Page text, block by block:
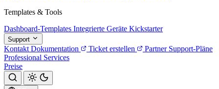
Templates & Tools
Dashboard-Templates Integrierte Geräte Kickstarter
Support
Kontakt Dokumentation Ticket erstellen Partner Support-Pläne
Professional Services
Preise